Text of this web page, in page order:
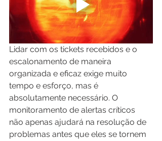
Lidar com os tickets recebidos e o
escalonamento de maneira
organizada e eficaz exige muito
tempo e esforço, mas é
absolutamente necessário. O
monitoramento de alertas críticos
não apenas ajudará na resolução de
problemas antes que eles se tornem